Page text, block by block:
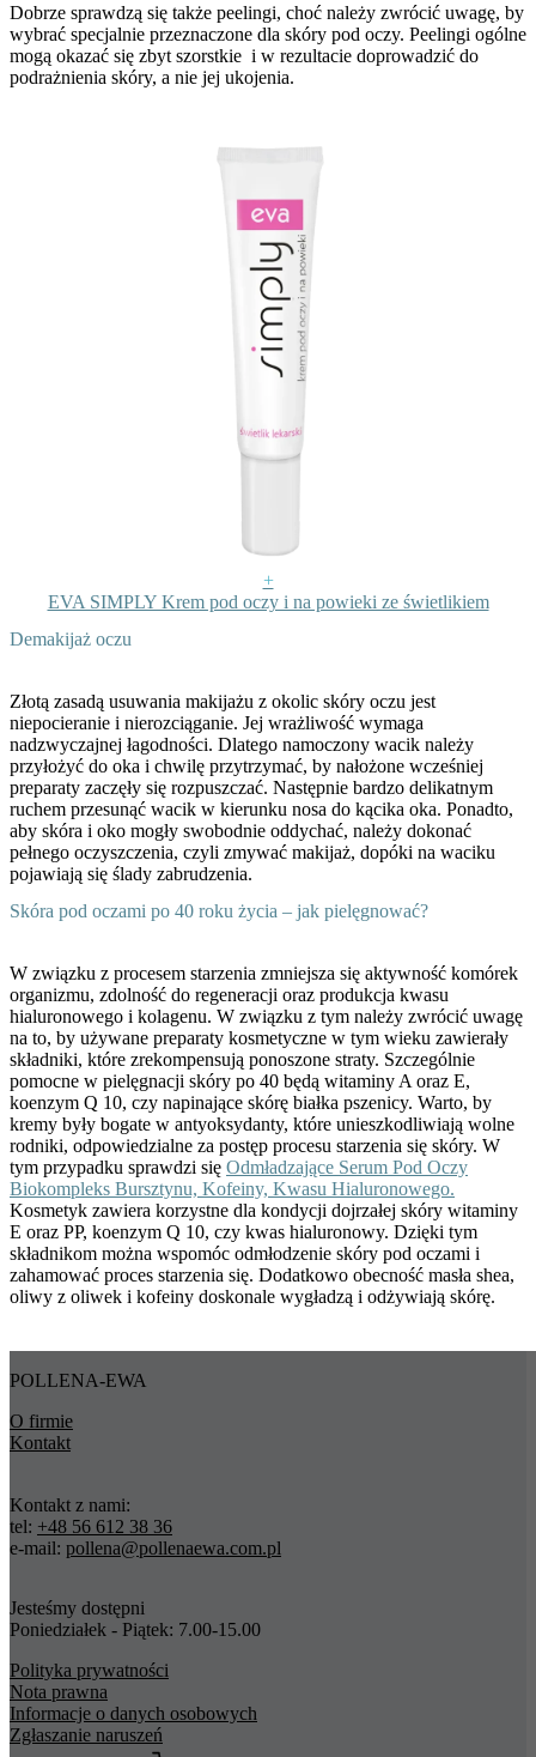
Dobrze sprawdzą się także peelingi, choć należy zwrócić uwagę, by
wybrać specjalnie przeznaczone dla skóry pod oczy. Peelingi ogólne
mogą okazać się zbyt szorstkie i w rezultacie doprowadzić do
podrażnienia skóry, a nie jej ukojenia.
+
EVA SIMPLY Krem pod oczy i na powieki ze świetlikiem
Demakijaż oczu
Złotą zasadą usuwania makijażu z okolic skóry oczu jest
niepocieranie i nierozciąganie. Jej wrażliwość wymaga
nadzwyczajnej łagodności. Dlatego namoczony wacik należy
przyłożyć do oka i chwilę przytrzymać, by nałożone wcześniej
preparaty zaczęły się rozpuszczać. Następnie bardzo delikatnym
ruchem przesunąć wacik w kierunku nosa do kącika oka. Ponadto,
aby skóra i oko mogły swobodnie oddychać, należy dokonać
pełnego oczyszczenia, czyli zmywać makijaż, dopóki na waciku
pojawiają się ślady zabrudzenia.
Skóra pod oczami po 40 roku życia – jak pielęgnować?
W związku z procesem starzenia zmniejsza się aktywność komórek
organizmu, zdolność do regeneracji oraz produkcja kwasu
hialuronowego i kolagenu. W związku z tym należy zwrócić uwagę
na to, by używane preparaty kosmetyczne w tym wieku zawierały
składniki, które zrekompensują ponoszone straty. Szczególnie
pomocne w pielęgnacji skóry po 40 będą witaminy A oraz E,
koenzym Q 10, czy napinające skórę białka pszenicy. Warto, by
kremy były bogate w antyoksydanty, które unieszkodliwiają wolne
rodniki, odpowiedzialne za postęp procesu starzenia się skóry. W
tym przypadku sprawdzi się Odmładzające Serum Pod Oczy
Biokompleks Bursztynu, Kofeiny, Kwasu Hialuronowego.
Kosmetyk zawiera korzystne dla kondycji dojrzałej skóry witaminy
E oraz PP, koenzym Q 10, czy kwas hialuronowy. Dzięki tym
składnikom można wspomóc odmłodzenie skóry pod oczami i
zahamować proces starzenia się. Dodatkowo obecność masła shea,
oliwy z oliwek i kofeiny doskonale wygładzą i odżywiają skórę.
POLLENA-EWA
O firmie
Kontakt
Kontakt z nami:
tel: +48 56 612 38 36
e-mail: pollena@pollenaewa.com.pl
Jesteśmy dostępni
Poniedziałek - Piątek: 7.00-15.00
Polityka prywatności
Nota prawna
Informacje o danych osobowych
Zgłaszanie naruszeń